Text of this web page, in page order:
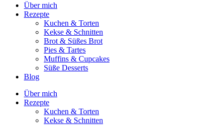
Über mich
Rezepte
Kuchen & Torten
Kekse & Schnitten
Brot & Süßes Brot
Pies & Tartes
Muffins & Cupcakes
Süße Desserts
Blog
Über mich
Rezepte
Kuchen & Torten
Kekse & Schnitten